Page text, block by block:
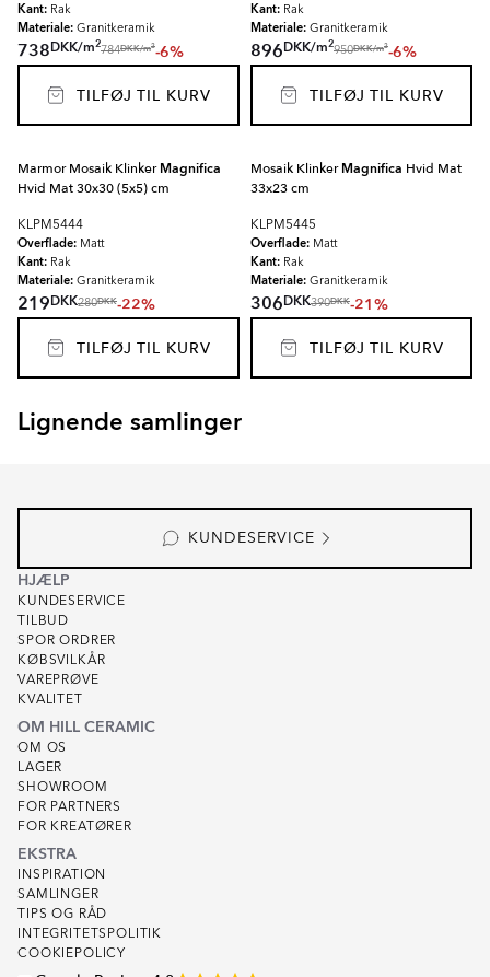
Kant: Rak
Materiale: Granitkeramik
738DKK/m2
784DKK/m2-6%
TILFØJ TIL KURV
Kant: Rak
Materiale: Granitkeramik
896DKK/m2
950DKK/m2-6%
TILFØJ TIL KURV
Marmor Mosaik KlinkerMagnifica
Hvid Mat 30x30 (5x5) cm
KLPM5444
Overflade: Matt
Kant: Rak
Materiale: Granitkeramik
219DKK280DKK-22%
TILFØJ TIL KURV
Mosaik KlinkerMagnifica Hvid Mat
33x23 cm
KLPM5445
Overflade: Matt
Kant: Rak
Materiale: Granitkeramik
306DKK390DKK-21%
TILFØJ TIL KURV
Lignende samlinger
EMPYRIO
KUNDESERVICE
HJÆLP
KUNDESERVICE
TILBUD
SPOR ORDRER
KØBSVILKÅR
VAREPRØVE
KVALITET
OM HILL CERAMIC
OM OS
LAGER
SHOWROOM
FOR PARTNERS
FOR KREATØRER
EKSTRA
INSPIRATION
SAMLINGER
TIPS OG RÅD
INTEGRITETSPOLITIK
COOKIEPOLICY